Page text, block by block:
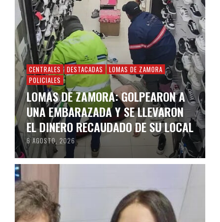
CENTRALES DESTACADAS
LOMAS DE ZAMORA
POLICIALES
LOMAS DE ZAMORA: GOLPEARON A
UNA EMBARAZADA Y SE LLEVARON
EL DINERO RECAUDADO DE SU LOCAL
6 AGOSTO, 2026